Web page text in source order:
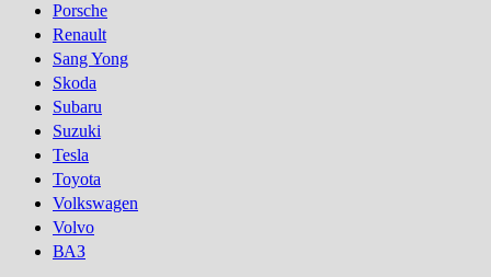
Porsсhe
Renault
Sang Yong
Skoda
Subaru
Suzuki
Tesla
Toyota
Volkswagen
Volvo
ВАЗ